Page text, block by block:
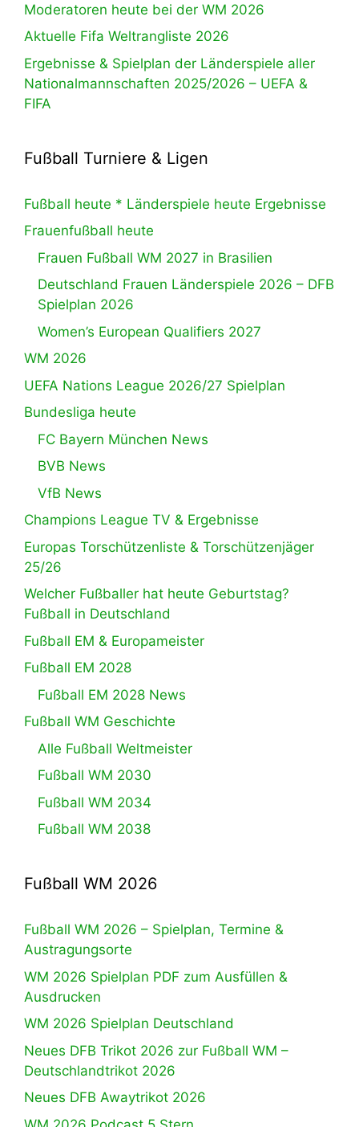
Moderatoren heute bei der WM 2026
Aktuelle Fifa Weltrangliste 2026
Ergebnisse & Spielplan der Länderspiele aller
Nationalmannschaften 2025/2026 – UEFA &
FIFA
Fußball Turniere & Ligen
Fußball heute * Länderspiele heute Ergebnisse
Frauenfußball heute
Frauen Fußball WM 2027 in Brasilien
Deutschland Frauen Länderspiele 2026 – DFB
Spielplan 2026
Women’s European Qualifiers 2027
WM 2026
UEFA Nations League 2026/27 Spielplan
Bundesliga heute
FC Bayern München News
BVB News
VfB News
Champions League TV & Ergebnisse
Europas Torschützenliste & Torschützenjäger
25/26
Welcher Fußballer hat heute Geburtstag?
Fußball in Deutschland
Fußball EM & Europameister
Fußball EM 2028
Fußball EM 2028 News
Fußball WM Geschichte
Alle Fußball Weltmeister
Fußball WM 2030
Fußball WM 2034
Fußball WM 2038
Fußball WM 2026
Fußball WM 2026 – Spielplan, Termine &
Austragungsorte
WM 2026 Spielplan PDF zum Ausfüllen &
Ausdrucken
WM 2026 Spielplan Deutschland
Neues DFB Trikot 2026 zur Fußball WM –
Deutschlandtrikot 2026
Neues DFB Awaytrikot 2026